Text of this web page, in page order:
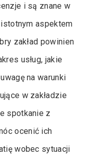
i są znane w
aspektem
zakład powinien
usług, jakie
na warunki
w zakładzie
spotkanie z
ocenić ich
wobec sytuacji